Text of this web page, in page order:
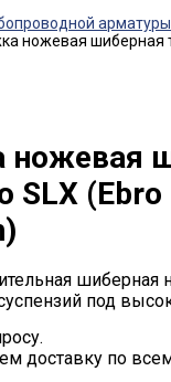
арматуры
ножевая шиберная
ножевая
SLX (Ebro
шиберная
под
доставку по